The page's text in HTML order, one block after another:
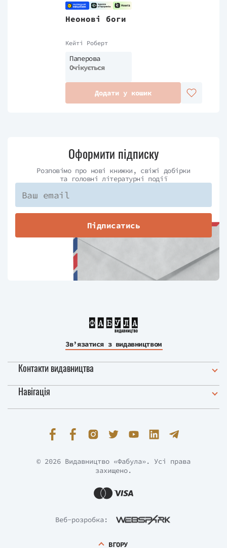
Неонові боги
Кейті Роберт
Паперова
Очікується
Додати у кошик
Оформити підписку
Розповімо про нові книжки, свіжі добірки
та головні літературні події
Підписатись
Зв’язатися з видавництвом
Контакти видавництва
Навігація
Веб-розробка:
© 2026 Видавництво «Фабула». Усі права
захищено.
ВГОРУ